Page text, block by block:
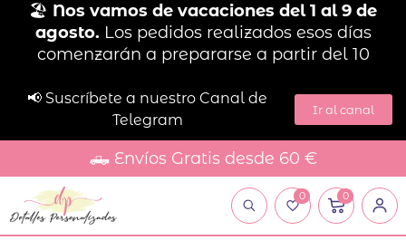
🏖️ Nos vamos de vacaciones del 1 al 9 de
agosto. Los pedidos realizados esos días
comenzarán a prepararse a partir del 10
📢 Suscríbete a nuestro Canal de
Telegram
Ir al canal
🛻 Envíos Gratis desde 60 €
0 0